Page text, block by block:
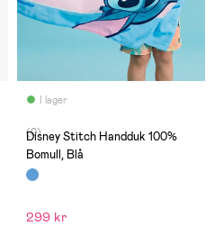
I lager
(0)
Disney Stitch Handduk 100%
Bomull, Blå
299 kr